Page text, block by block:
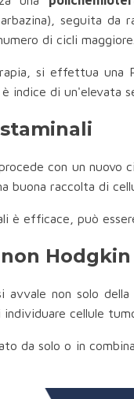
seguita
di cicli maggiore.
si effettua una
indice di un'elevata
con un nuovo
raccolta di
è efficace, può
Hodgkin
avvale non solo
cellule
da solo o in